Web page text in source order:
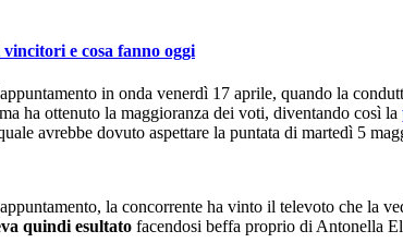
e cosa fanno oggi
in onda venerdì 17 aprile, quando la
ha ottenuto la maggioranza dei voti, diventando così la
avrebbe dovuto aspettare la puntata di martedì 5
la concorrente ha vinto il televoto che la
quindi esultato facendosi beffa proprio di Antonella